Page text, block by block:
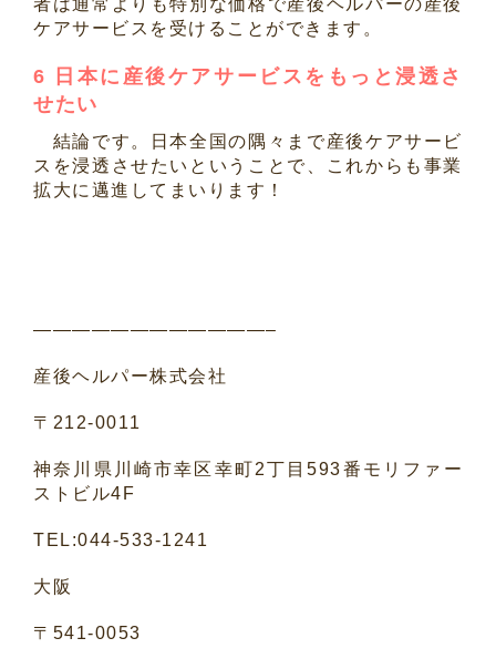
者は通常よりも特別な価格で産後ヘルパーの産後
ケアサービスを受けることができます。
6 日本に産後ケアサービスをもっと浸透さ
せたい
結論です。日本全国の隅々まで産後ケアサービ
スを浸透させたいということで、これからも事業
拡大に邁進してまいります！
————————————–
産後ヘルパー株式会社
〒 212-0011
神奈川県川崎市幸区幸町2丁目593番モリファー
ストビル4F
TEL:044-533-1241
大阪
〒 541-0053